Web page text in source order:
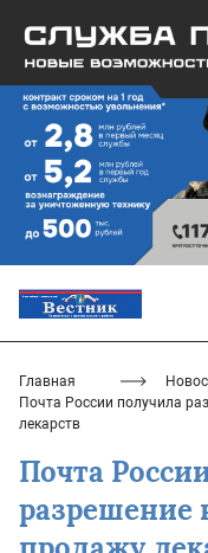
Главная
Почта России получила
лекарств
Почта
разрешение